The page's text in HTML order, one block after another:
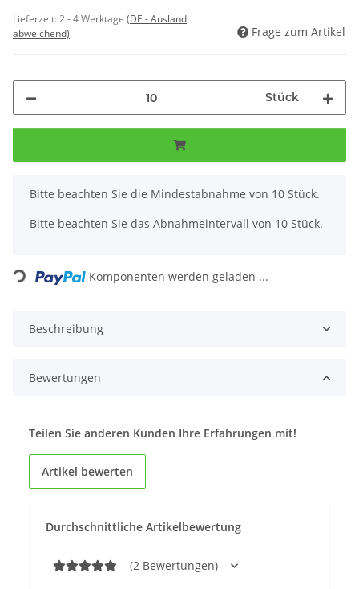
Lieferzeit:2 - 4 Werktage (DE - Ausland
abweichend)
Frage zum Artikel
Stück
x
Bitte beachten Sie die Mindestabnahme von 10 Stück.
Bitte beachten Sie das Abnahmeintervall von 10 Stück.
Loading... Komponenten werden geladen ...
Beschreibung
Bewertungen
Durchschnittliche Artikelbewertung
(2 Bewertungen)
Teilen Sie anderen Kunden Ihre Erfahrungen mit!
Artikel bewerten